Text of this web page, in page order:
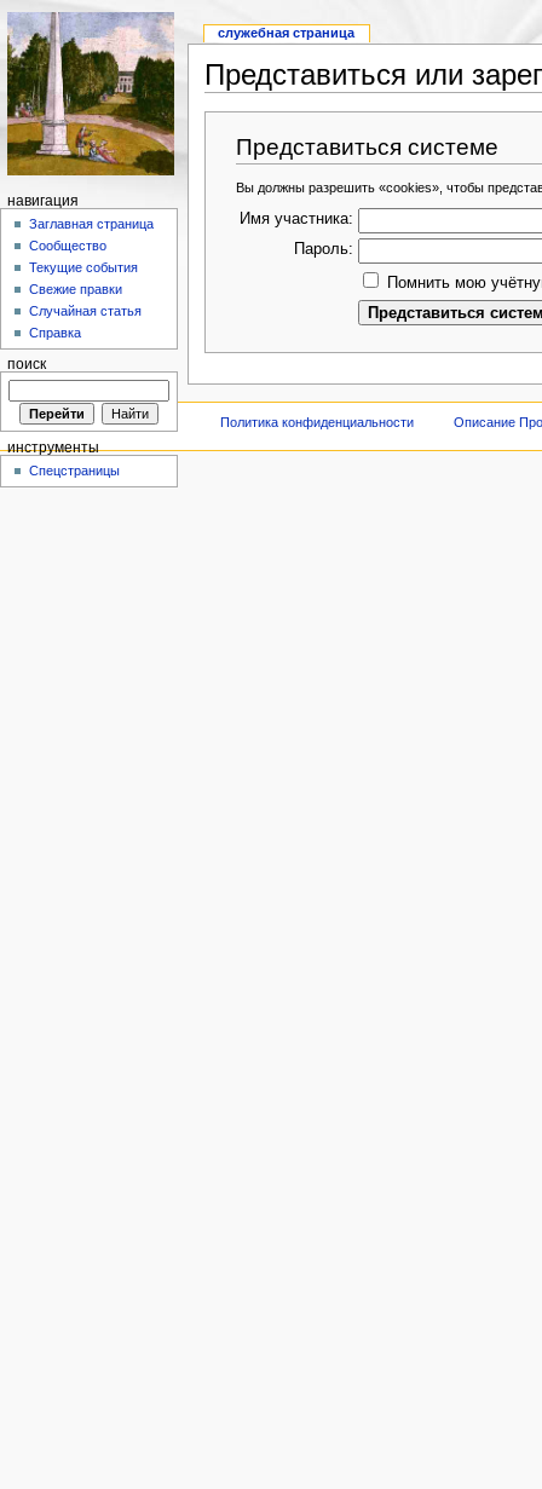
Представиться или
Представиться системе
Вы должны разрешить «cookies», чтобы
Имя участника:
Пароль:
Помнить мою
служебная страница
навигация
Заглавная страница
Сообщество
Текущие события
Свежие правки
Случайная статья
Справка
поиск
инструменты
Спецстраницы
Политика конфиденциальности Описание